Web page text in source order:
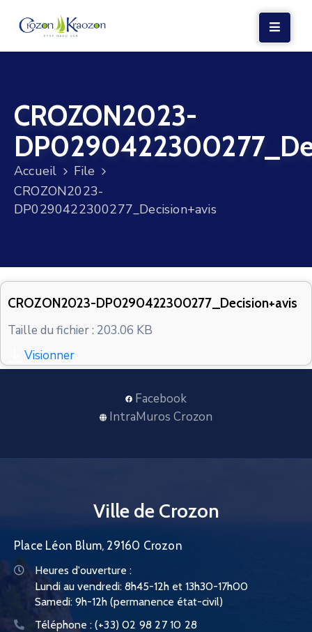
VIE
LOCALE
VIE
SOCIALE
TERRE
VOS
CROZON2023-
Accueil
File
CROZON2023-
DP0290422300277_Decision+avis
CROZON2023-DP0290422300277_Decision+avis
Taille du fichier : 203.06 KB
Visionner
Facebook
IntraMuros Crozon
Ville de Crozon
Place Léon Blum, 29160 Crozon
Heures d'ouverture :
Lundi au vendredi: 8h45-12h et 13h30-17h00
Samedi: 9h-12h (permanence état-civil)
Téléphone : (+33) 02 98 27 10 28